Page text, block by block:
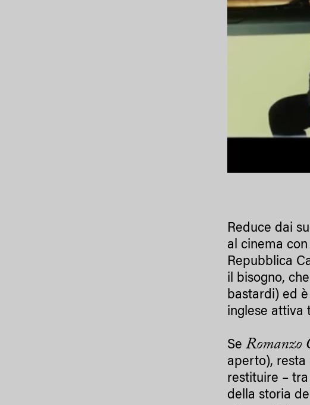
Reduce dai
al cinema
Repubblica
il bisogno,
bastardi) ed
inglese attiva
SeRomanzo
aperto),
restituire –
della storia